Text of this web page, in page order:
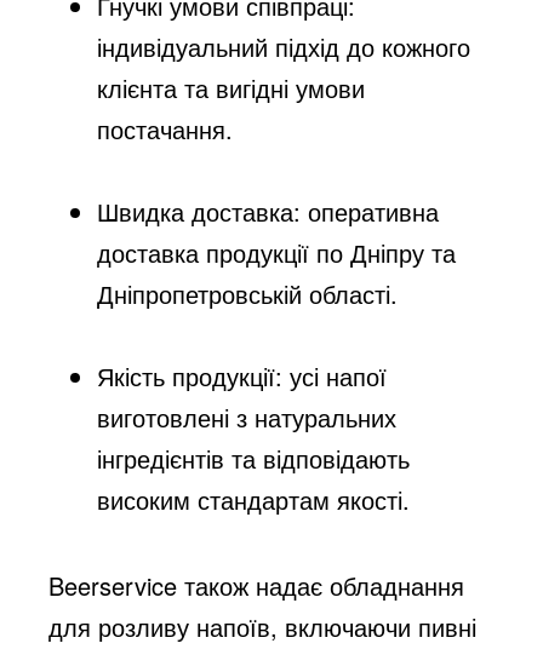
індивідуальний підхід до кожного
клієнта та вигідні умови
постачання.​
Швидка доставка: оперативна
доставка продукції по Дніпру та
Дніпропетровській області.​
Якість продукції: усі напої
виготовлені з натуральних
інгредієнтів та відповідають
високим стандартам якості.​
Beerservice також надає обладнання
для розливу напоїв, включаючи пивні